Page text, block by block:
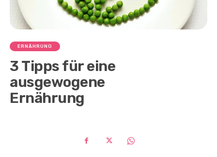
ERNÄHRUNG
3 Tipps für eine
ausgewogene
Ernährung